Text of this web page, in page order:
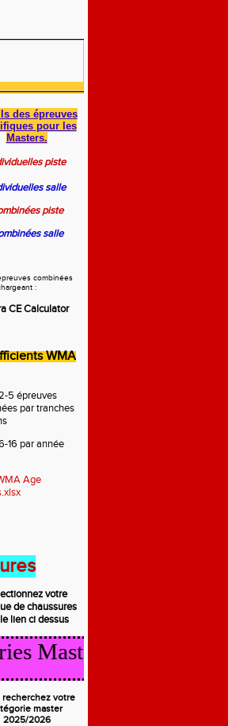
des épreuves
pour les
Masters.
piste
salle
piste
salle
combinées
:
CE Calculator
WMA
5 épreuves
par tranches
16 par année
Age
votre
de chaussures
lien ci dessus
2025/2026
recherchez votre
master
2025/2026